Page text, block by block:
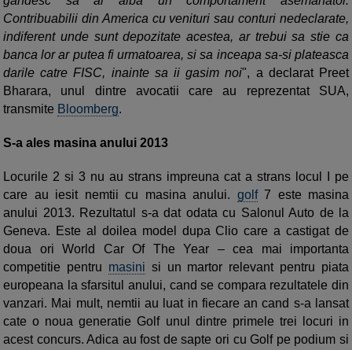
Contribuabilii din America cu venituri sau conturi nedeclarate,
indiferent unde sunt depozitate acestea, ar trebui sa stie ca
banca lor ar putea fi urmatoarea, si sa inceapa sa-si plateasca
darile catre FISC, inainte sa ii gasim noi", a declarat Preet
Bharara, unul dintre avocatii care au reprezentat SUA,
transmite Bloomberg.
S-a ales masina anului 2013
Locurile 2 si 3 nu au strans impreuna cat a strans locul I pe
care au iesit nemtii cu masina anului. golf7 este masina
anului 2013. Rezultatul s-a dat odata cu Salonul Auto de la
Geneva. Este al doilea model dupa Clio care a castigat de
doua ori World Car Of The Year – cea mai importanta
competitie pentru masini si un martor relevant pentru piata
europeana la sfarsitul anului, cand se compara rezultatele din
vanzari. Mai mult, nemtii au luat in fiecare an cand s-a lansat
cate o noua generatie Golf unul dintre primele trei locuri in
acest concurs. Adica au fost de sapte ori cu Golf pe podium si